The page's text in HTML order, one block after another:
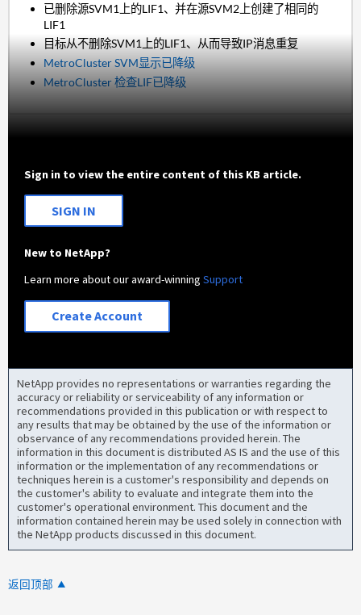
已删除源SVM1上的LIF1、并在源SVM2上创建了相同的
LIF1
目标从不删除SVM1上的LIF1、从而导致IP消息重复
MetroCluster SVM显示已降级
MetroCluster 检查LIF已降级
Sign in to view the entire content of this KB article.
SIGN IN
New to NetApp?
Learn more about our award-winningSupport
Create Account
NetApp provides no representations or warranties regarding the
accuracy or reliability or serviceability of any information or
recommendations provided in this publication or with respect to
any results that may be obtained by the use of the information or
observance of any recommendations provided herein. The
information in this document is distributed AS IS and the use of this
information or the implementation of any recommendations or
techniques herein is a customer's responsibility and depends on
the customer's ability to evaluate and integrate them into the
customer's operational environment. This document and the
information contained herein may be used solely in connection with
the NetApp products discussed in this document.
返回顶部